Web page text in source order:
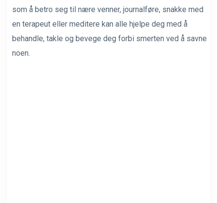
som å betro seg til nære venner, journalføre, snakke med
en terapeut eller meditere kan alle hjelpe deg med å
behandle, takle og bevege deg forbi smerten ved å savne
noen.